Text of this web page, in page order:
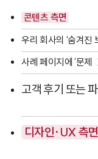
콘텐츠 측면
우리 회사의 '숨겨진
사례 페이지에 '문
고객 후기 또는
디자인·UX 측면